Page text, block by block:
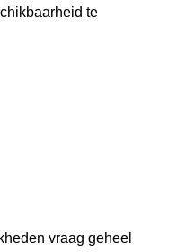
te
vraag geheel